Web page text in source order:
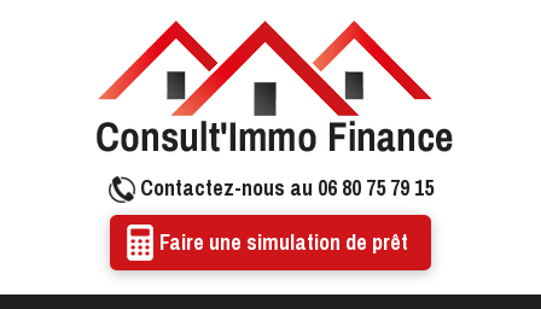
Contactez-nous au 06 80 75 79 15
Faire une simulation de prêt